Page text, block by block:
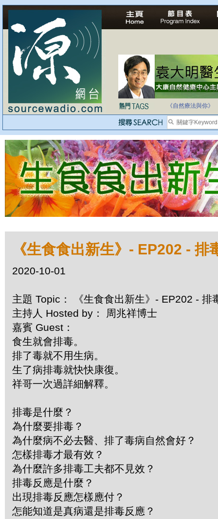
自家教育合法化-
《自然療法與你》
《生食食出新生》- EP202 - 排
2020-10-01
主題 Topic： 《生食食出新生》- EP202 - 排
主持人 Hosted by： 周兆祥博士
嘉賓 Guest：
食生就會排毒。
排了毒就不用生病。
生了病排毒就快快康復。
祥哥一次過詳細解釋。
排毒是什麼？
為什麼要排毒？
為什麼病不必去醫、排了毒病自然會好？
怎樣排毒才最有效？
為什麼許多排毒工夫都不見效？
排毒反應是什麼？
出現排毒反應怎樣應付？
怎能知道是真病還是排毒反應？